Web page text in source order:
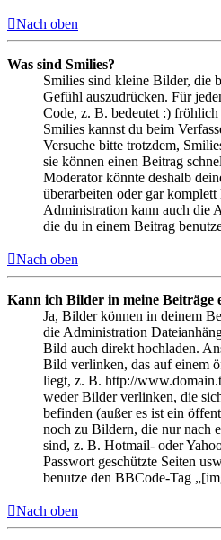
Nach oben
Was sind Smilies?
Smilies sind kleine Bilder, die
Gefühl auszudrücken. Für
Code, z. B. bedeutet :)
Smilies kannst du beim
Versuche bitte trotzdem,
sie können einen Beitrag
Moderator könnte deshalb
überarbeiten oder gar
Administration kann auch die
die du in einem Beitrag
Nach oben
Kann ich Bilder in meine Beiträge
Ja, Bilder können in deinem
die Administration
Bild auch direkt hochladen.
Bild verlinken, das auf einem
liegt, z. B. http://
weder Bilder verlinken, die
befinden (außer es ist ein
noch zu Bildern, die nur nach
sind, z. B. Hotmail- oder
Passwort geschützte Seiten
benutze den BBCode-Tag
Nach oben